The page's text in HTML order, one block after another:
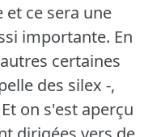
et ce sera une
importante. En
certaines
des silex -,
Et on s'est aperçu